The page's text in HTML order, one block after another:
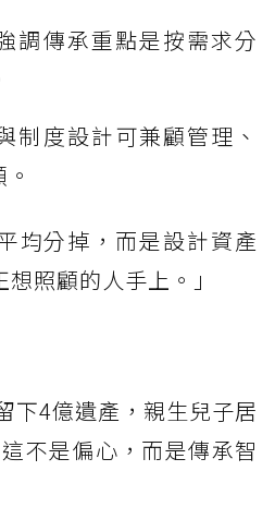
調傳承重點是按需求分
制度設計可兼顧管理、
均分掉，而是設計資產
照顧的人手上。」
下4億遺產，親生兒子居
不是偏心，而是傳承智